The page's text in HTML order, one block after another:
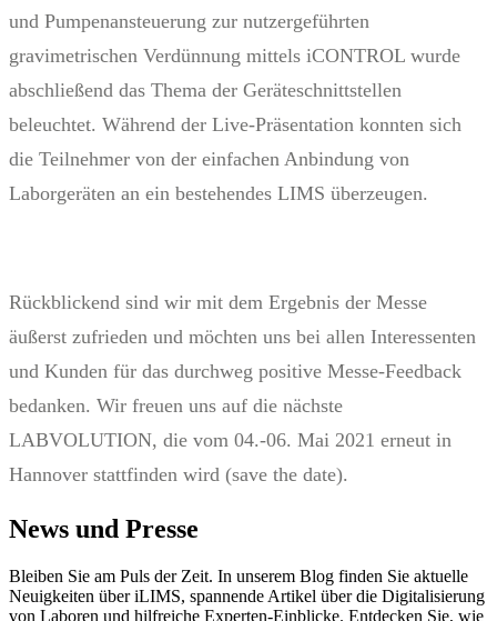
und Pumpenansteuerung zur nutzergeführten
gravimetrischen Verdünnung mittels iCONTROL wurde
abschließend das Thema der Geräteschnittstellen
beleuchtet. Während der Live-Präsentation konnten sich
die Teilnehmer von der einfachen Anbindung von
Laborgeräten an ein bestehendes LIMS überzeugen.
Rückblickend sind wir mit dem Ergebnis der Messe
äußerst zufrieden und möchten uns bei allen Interessenten
und Kunden für das durchweg positive Messe-Feedback
bedanken. Wir freuen uns auf die nächste
LABVOLUTION, die vom 04.-06. Mai 2021 erneut in
Hannover stattfinden wird (save the date).
News und Presse
Bleiben Sie am Puls der Zeit. In unserem Blog finden Sie aktuelle
Neuigkeiten über iLIMS, spannende Artikel über die Digitalisierung
von Laboren und hilfreiche Experten-Einblicke. Entdecken Sie, wie